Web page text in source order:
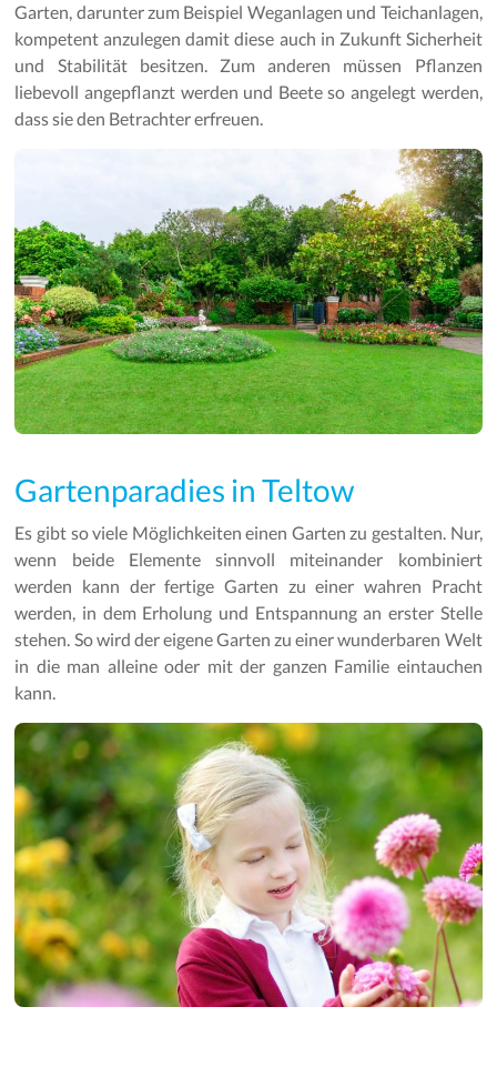
Garten, darunter zum Beispiel Weganlagen und Teichanlagen,
kompetent anzulegen damit diese auch in Zukunft Sicherheit
und Stabilität besitzen. Zum anderen müssen Pflanzen
liebevoll angepflanzt werden und Beete so angelegt werden,
dass sie den Betrachter erfreuen.
Gartenparadies in Teltow
Es gibt so viele Möglichkeiten einen Garten zu gestalten. Nur,
wenn beide Elemente sinnvoll miteinander kombiniert
werden kann der fertige Garten zu einer wahren Pracht
werden, in dem Erholung und Entspannung an erster Stelle
stehen. So wird der eigene Garten zu einer wunderbaren Welt
in die man alleine oder mit der ganzen Familie eintauchen
kann.